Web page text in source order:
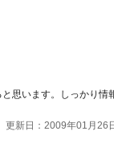
思います。しっかり情
更新日：2009年01月26